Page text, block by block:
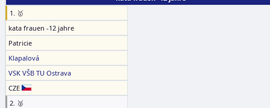
1. 🥇
kata frauen -12 jahre
Patricie
Klapalová
VSK VŠB TU Ostrava
CZE
2. 🥈